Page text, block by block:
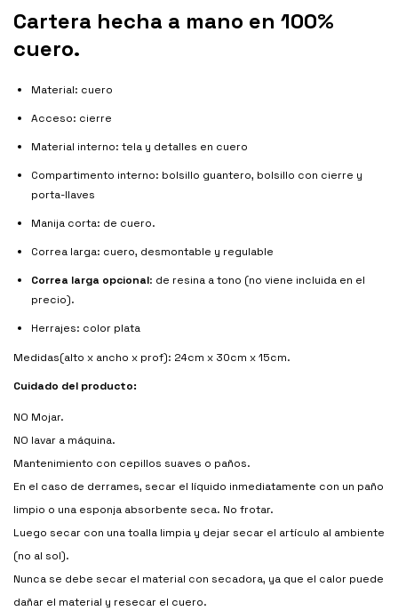
Cartera hecha a mano en 100%
cuero.
Material: cuero
Acceso: cierre
Material interno: tela y detalles en cuero
Compartimento interno: bolsillo guantero, bolsillo con cierre y
porta-llaves
Manija corta: de cuero.
Correa larga: cuero, desmontable y regulable
Correa larga opcional: de resina a tono (no viene incluida en el
precio).
Herrajes: color plata
Medidas(alto x ancho x prof): 24cm x 30cm x 15cm.
Cuidado del producto:
NO Mojar.
NO lavar a máquina.
Mantenimiento con cepillos suaves o paños.
En el caso de derrames, secar el líquido inmediatamente con un paño
limpio o una esponja absorbente seca. No frotar.
Luego secar con una toalla limpia y dejar secar el artículo al ambiente
(no al sol).
Nunca se debe secar el material con secadora, ya que el calor puede
dañar el material y resecar el cuero.